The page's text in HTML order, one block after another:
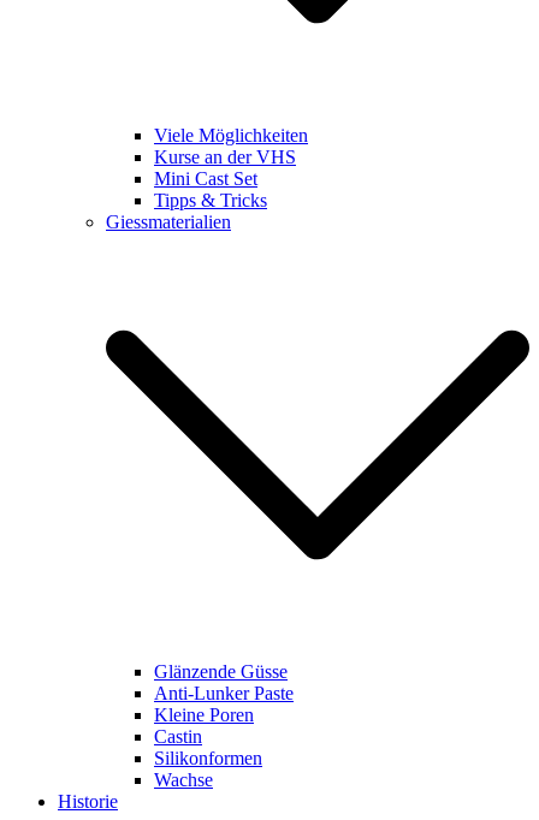
Viele Möglichkeiten
Kurse an der VHS
Mini Cast Set
Tipps & Tricks
Giessmaterialien
Glänzende Güsse
Anti-Lunker Paste
Kleine Poren
Castin
Silikonformen
Wachse
Historie